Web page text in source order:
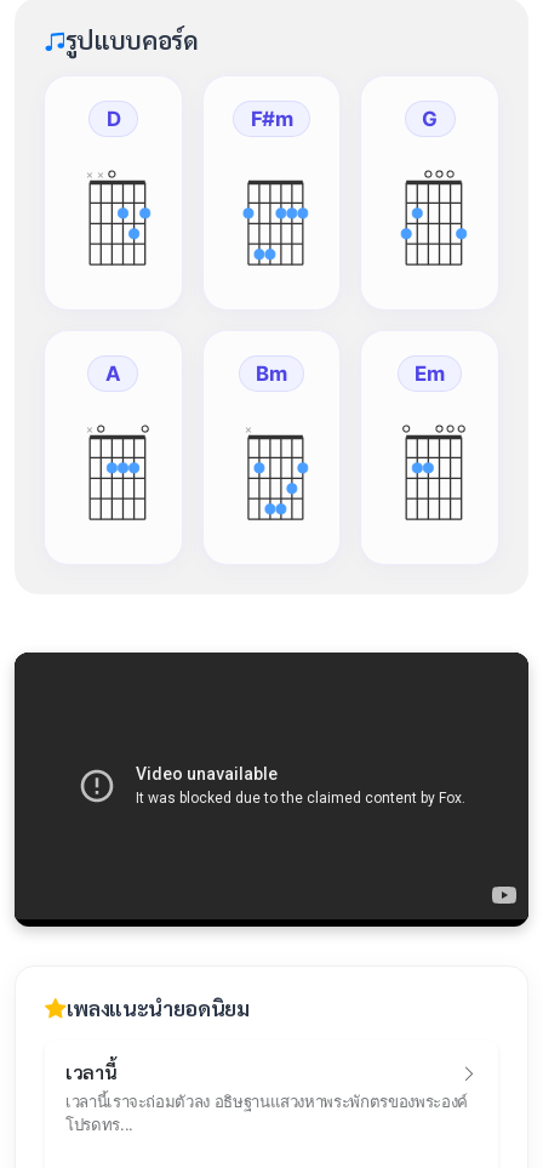
รูปแบบคอร์ด
D
× ×
F#m G
A
×
Bm
×
Em
เพลงแนะนำยอดนิยม
เวลานี้
เวลานี้เราจะถ่อมตัวลง อธิษฐานแสวงหาพระพักตรของพระองค์
โปรดทร...